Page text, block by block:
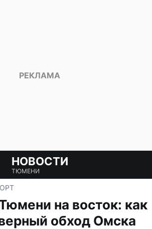
НОВОСТИ
ТЮМЕНИ
на восток: как
обход Омска